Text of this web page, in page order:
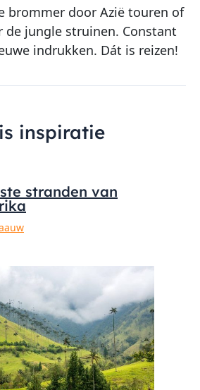
brommer door Azië touren of
de jungle struinen. Constant
indrukken. Dát is reizen!
inspiratie
stranden van